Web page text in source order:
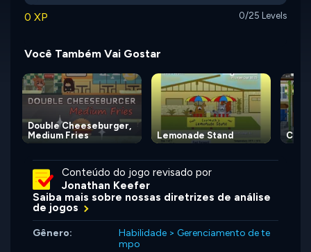
0 XP 0/25 Levels
Você Também Vai Gostar
Double Cheeseburger,
Medium Fries
Lemonade Stand
Conteúdo do jogo revisado por
Jonathan Keefer
Saiba mais sobre nossas diretrizes de análise
de jogos
Gênero: Habilidade > Gerenciamento de te
mpo